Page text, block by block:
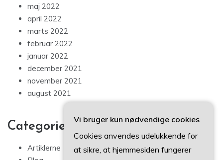
maj 2022
april 2022
marts 2022
februar 2022
januar 2022
december 2021
november 2021
august 2021
Categories
Artiklerne
Vi bruger kun nødvendige cookies
Cookies anvendes udelukkende for
at sikre, at hjemmesiden fungerer